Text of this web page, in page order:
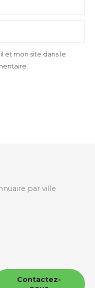
et mon site dans le
par ville
Contactez-